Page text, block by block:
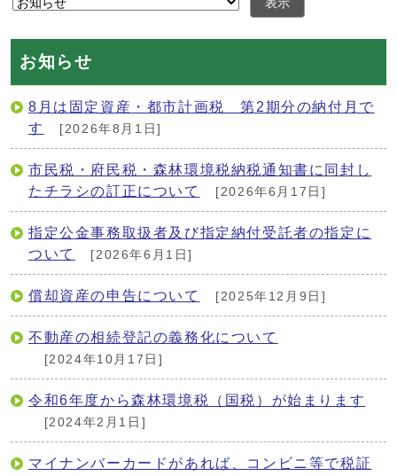
表示
お知らせ
8月は固定資産・都市計画税 第2期分の納付月で
す
[2026年8月1日]
市民税・府民税・森林環境税納税通知書に同封し
たチラシの訂正について
[2026年6月17日]
指定公金事務取扱者及び指定納付受託者の指定に
ついて
[2026年6月1日]
償却資産の申告について [2025年12月9日]
不動産の相続登記の義務化について
[2024年10月17日]
令和6年度から森林環境税（国税）が始まります
[2024年2月1日]
マイナンバーカードがあれば、コンビニ等で税証